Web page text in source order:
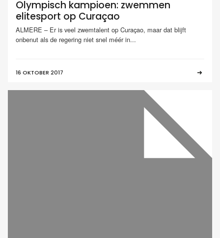
Olympisch kampioen: zwemmen
elitesport op Curaçao
ALMERE – Er is veel zwemtalent op Curaçao, maar dat blijft
onbenut als de regering niet snel méér in...
16 OKTOBER 2017